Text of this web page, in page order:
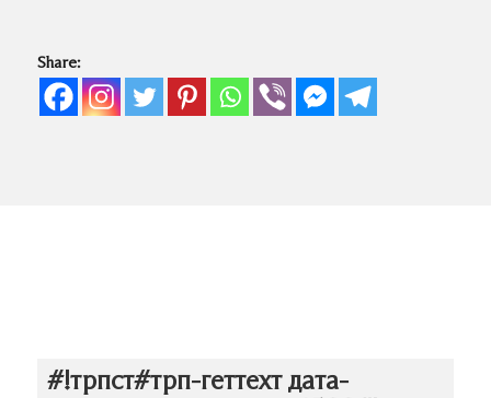
Share:
#!трпст#трп-геттеxт дата-